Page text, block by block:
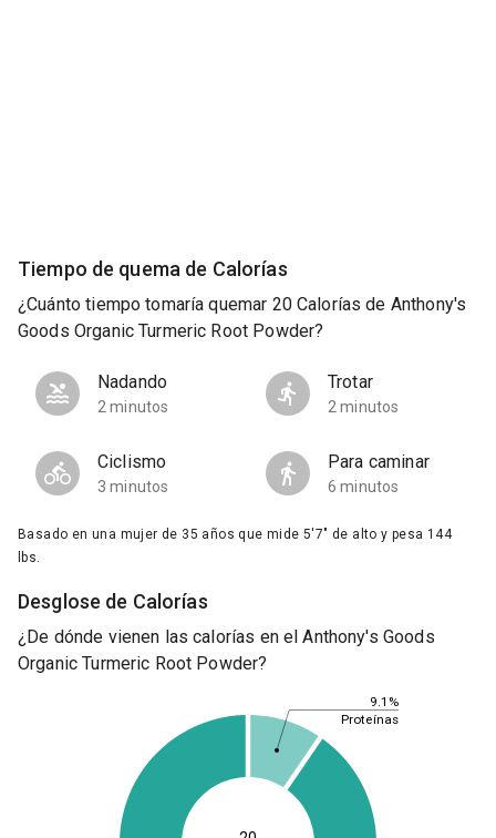
Tiempo de quema de Calorías
¿Cuánto tiempo tomaría quemar 20 Calorías de Anthony's
Goods Organic Turmeric Root Powder?
Nadando
2 minutos
Trotar
2 minutos
Ciclismo
3 minutos
Para caminar
6 minutos
Basado en una mujer de 35 años que mide 5'7" de alto y pesa 144
lbs.
Desglose de Calorías
¿De dónde vienen las calorías en el Anthony's Goods
Organic Turmeric Root Powder?
9.1%
Proteínas